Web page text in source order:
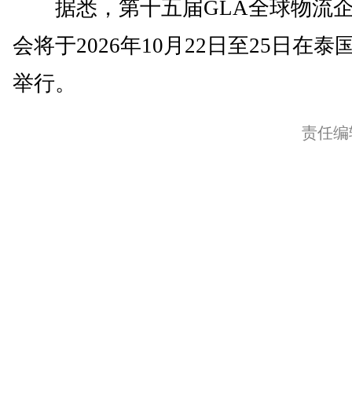
据悉，第十五届GLA全球物流
会将于2026年10月22日至25日在泰
举行。
责任